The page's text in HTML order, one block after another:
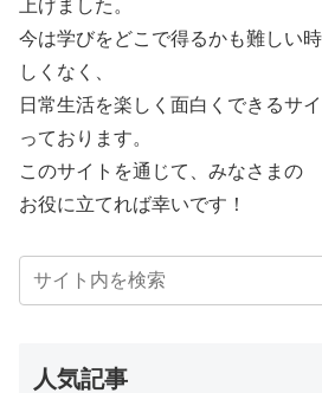
上げました。
今は学びをどこで得るかも難しい
しくなく、
日常生活を楽しく面白くできるサ
っております。
このサイトを通じて、みなさまの
お役に立てれば幸いです！
人気記事